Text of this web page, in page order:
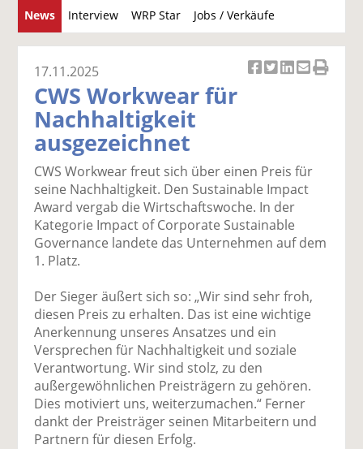
News Interview WRP Star Jobs / Verkäufe
u
c
uf
F
ac
e
b
k
te
il
e
n
wi
tt
er
n
uf
Li
n
k
e
te
il
n
er
E
l
se
n
ru
17.11.2025
CWS Workwear für
Nachhaltigkeit
ausgezeichnet
CWS Workwear freut sich über einen Preis für
seine Nachhaltigkeit. Den Sustainable Impact
Award vergab die Wirtschaftswoche. In der
Kategorie Impact of Corporate Sustainable
Governance landete das Unternehmen auf dem
1. Platz.
Der Sieger äußert sich so: „Wir sind sehr froh,
diesen Preis zu erhalten. Das ist eine wichtige
Anerkennung unseres Ansatzes und ein
Versprechen für Nachhaltigkeit und soziale
Verantwortung. Wir sind stolz, zu den
außergewöhnlichen Preisträgern zu gehören.
Dies motiviert uns, weiterzumachen.“ Ferner
dankt der Preisträger seinen Mitarbeitern und
Partnern für diesen Erfolg.